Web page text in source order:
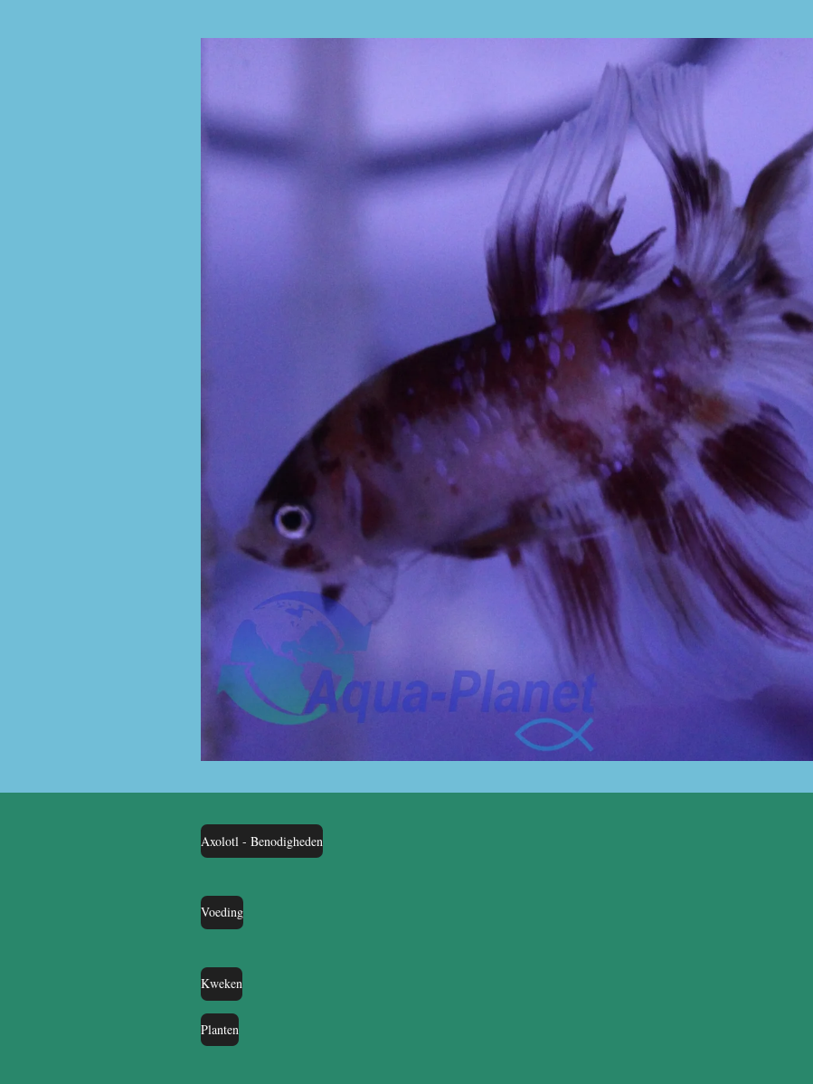
n
e
Axolotl - Benodigheden
Voeding
Kweken
Planten